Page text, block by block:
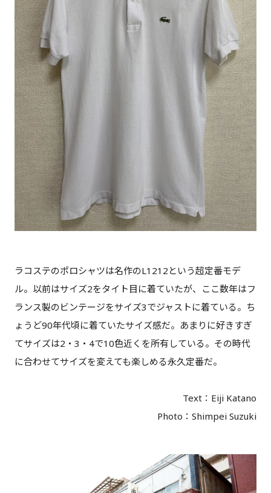
ラコステのポロシャツは名作のL1212という超定番モデ
ル。以前はサイズ2をタイト目に着ていたが、ここ数年はフ
ランス製のビンテージをサイズ3でジャストに着ている。ち
ょうど90年代頃に着ていたサイズ感だ。あまりに好きすぎ
てサイズは2・3・4で10色近くを所有している。その時代
に合わせてサイズを変えても楽しめる永久定番だ。
Text：Eiji Katano
Photo：Shimpei Suzuki